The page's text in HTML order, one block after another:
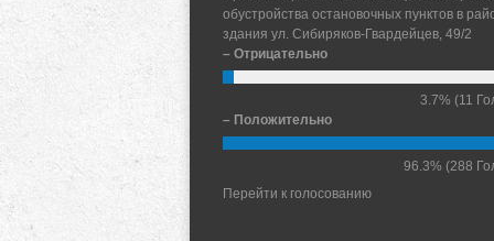
обустройства остановочных пунктов в
здания ул. Сибиряков-Гвардейцев, 49/2
– Отрицательно
3.7% (11
– Положительно
96.3% (288
Перейти к голосованию